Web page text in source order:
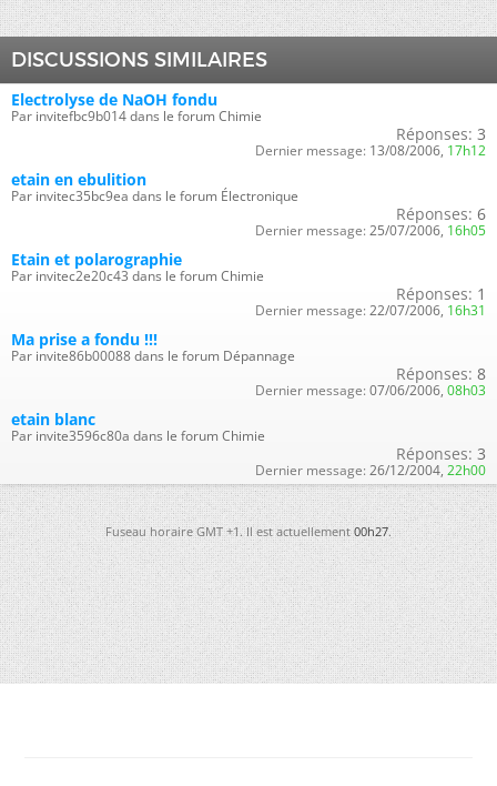
DISCUSSIONS SIMILAIRES
Electrolyse de NaOH fondu
Par invitefbc9b014 dans le forum Chimie
Réponses: 3
Dernier message: 13/08/2006, 17h12
etain en ebulition
Par invitec35bc9ea dans le forum Électronique
Réponses: 6
Dernier message: 25/07/2006, 16h05
Etain et polarographie
Par invitec2e20c43 dans le forum Chimie
Réponses: 1
Dernier message: 22/07/2006, 16h31
Ma prise a fondu !!!
Par invite86b00088 dans le forum Dépannage
Réponses: 8
Dernier message: 07/06/2006, 08h03
etain blanc
Par invite3596c80a dans le forum Chimie
Réponses: 3
Dernier message: 26/12/2004, 22h00
Fuseau horaire GMT +1. Il est actuellement00h27.